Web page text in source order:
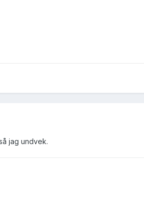
jag undvek.